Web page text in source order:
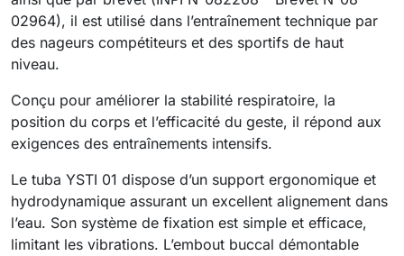
02964), il est utilisé dans l’entraînement technique par
des nageurs compétiteurs et des sportifs de haut
niveau.
Conçu pour améliorer la stabilité respiratoire, la
position du corps et l’efficacité du geste, il répond aux
exigences des entraînements intensifs.
Le tuba YSTI 01 dispose d’un support ergonomique et
hydrodynamique assurant un excellent alignement dans
l’eau. Son système de fixation est simple et efficace,
limitant les vibrations. L’embout buccal démontable